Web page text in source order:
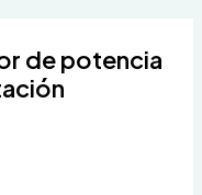
de potencia